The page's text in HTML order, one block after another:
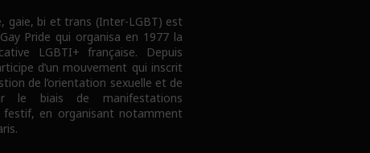
gaie, bi et trans (Inter-LGBT) est
Pride qui organisa en 1977 la
LGBTI+ française. Depuis
d’un mouvement qui inscrit
de l’orientation sexuelle et de
le biais de manifestations
festif, en organisant notamment